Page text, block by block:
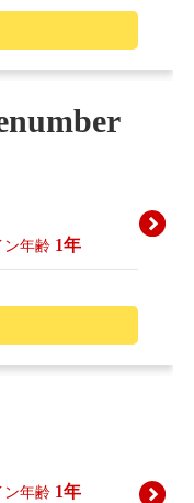
ン年齢 1年
ン年齢 1年